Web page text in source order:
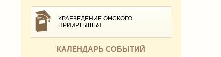
КРАЕВЕДЕНИЕ ОМСКОГО
ПРИИРТЫШЬЯ
КАЛЕНДАРЬ СОБЫТИЙ